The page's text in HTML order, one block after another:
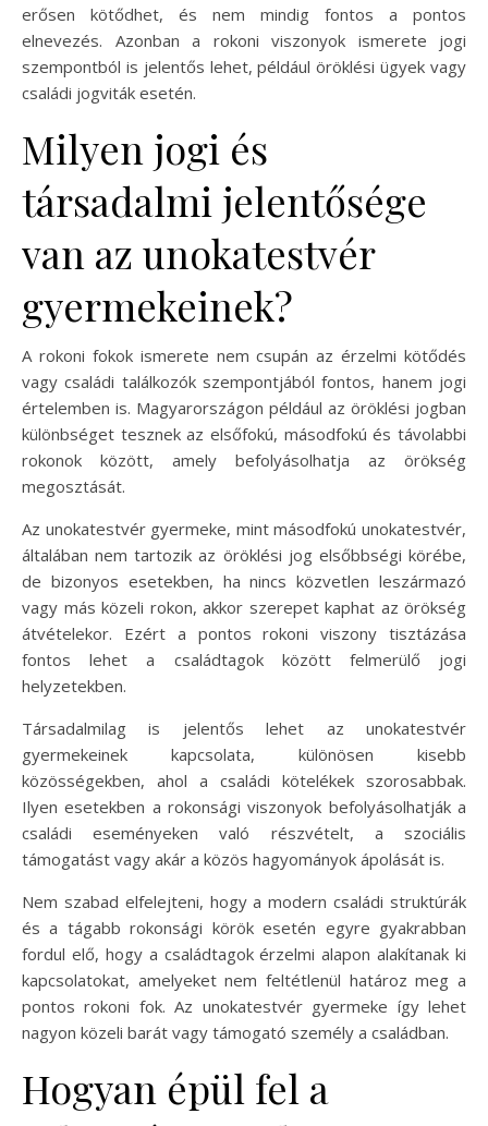
erősen kötődhet, és nem mindig fontos a pontos
elnevezés. Azonban a rokoni viszonyok ismerete jogi
szempontból is jelentős lehet, például öröklési ügyek vagy
családi jogviták esetén.
Milyen jogi és
társadalmi jelentősége
van az unokatestvér
gyermekeinek?
A rokoni fokok ismerete nem csupán az érzelmi kötődés
vagy családi találkozók szempontjából fontos, hanem jogi
értelemben is. Magyarországon például az öröklési jogban
különbséget tesznek az elsőfokú, másodfokú és távolabbi
rokonok között, amely befolyásolhatja az örökség
megosztását.
Az unokatestvér gyermeke, mint másodfokú unokatestvér,
általában nem tartozik az öröklési jog elsőbbségi körébe,
de bizonyos esetekben, ha nincs közvetlen leszármazó
vagy más közeli rokon, akkor szerepet kaphat az örökség
átvételekor. Ezért a pontos rokoni viszony tisztázása
fontos lehet a családtagok között felmerülő jogi
helyzetekben.
Társadalmilag is jelentős lehet az unokatestvér
gyermekeinek kapcsolata, különösen kisebb
közösségekben, ahol a családi kötelékek szorosabbak.
Ilyen esetekben a rokonsági viszonyok befolyásolhatják a
családi eseményeken való részvételt, a szociális
támogatást vagy akár a közös hagyományok ápolását is.
Nem szabad elfelejteni, hogy a modern családi struktúrák
és a tágabb rokonsági körök esetén egyre gyakrabban
fordul elő, hogy a családtagok érzelmi alapon alakítanak ki
kapcsolatokat, amelyeket nem feltétlenül határoz meg a
pontos rokoni fok. Az unokatestvér gyermeke így lehet
nagyon közeli barát vagy támogató személy a családban.
Hogyan épül fel a